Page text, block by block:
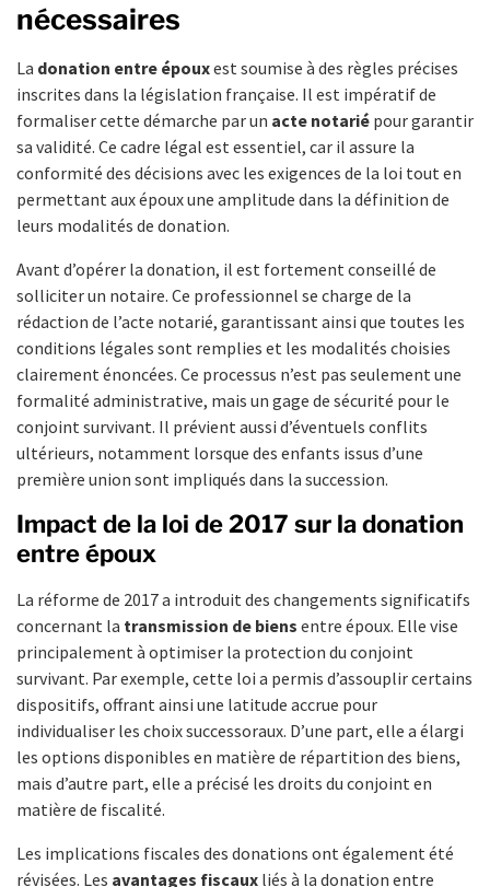
nécessaires
La donation entre épouxest soumise à des règles précises
inscrites dans la législation française. Il est impératif de
formaliser cette démarche par un acte notarié pour garantir
sa validité. Ce cadre légal est essentiel, car il assure la
conformité des décisions avec les exigences de la loi tout en
permettant aux époux une amplitude dans la définition de
leurs modalités de donation.
Avant d’opérer la donation, il est fortement conseillé de
solliciter un notaire. Ce professionnel se charge de la
rédaction de l’acte notarié, garantissant ainsi que toutes les
conditions légales sont remplies et les modalités choisies
clairement énoncées. Ce processus n’est pas seulement une
formalité administrative, mais un gage de sécurité pour le
conjoint survivant. Il prévient aussi d’éventuels conflits
ultérieurs, notamment lorsque des enfants issus d’une
première union sont impliqués dans la succession.
Impact de la loi de 2017 sur la donation
entre époux
La réforme de 2017 a introduit des changements significatifs
concernant la transmission de biens entre époux. Elle vise
principalement à optimiser la protection du conjoint
survivant. Par exemple, cette loi a permis d’assouplir certains
dispositifs, offrant ainsi une latitude accrue pour
individualiser les choix successoraux. D’une part, elle a élargi
les options disponibles en matière de répartition des biens,
mais d’autre part, elle a précisé les droits du conjoint en
matière de fiscalité.
Les implications fiscales des donations ont également été
révisées. Les avantages fiscaux liés à la donation entre